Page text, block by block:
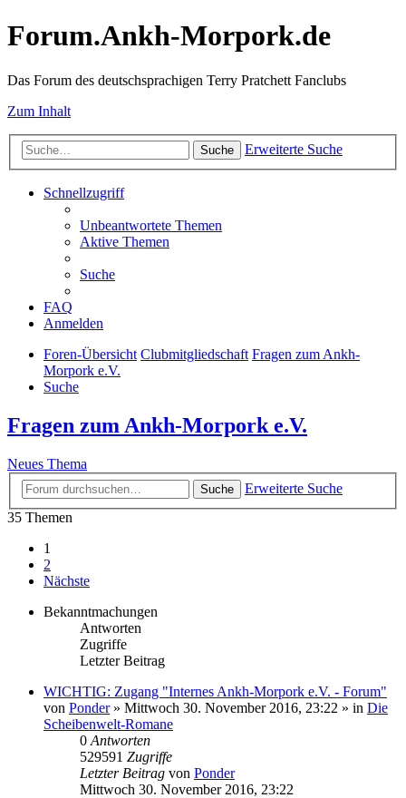
Forum.Ankh-Morpork.de
Das Forum des deutschsprachigen Terry Pratchett Fanclubs
Zum Inhalt
Suche Erweiterte Suche
Schnellzugriff
Unbeantwortete Themen
Aktive Themen
Suche
FAQ
Anmelden
Foren-Übersicht Clubmitgliedschaft Fragen zum Ankh-
Morpork e.V.
Suche
Fragen zum Ankh-Morpork e.V.
Neues Thema
Suche
Erweiterte Suche
35 Themen
1
2
Nächste
Bekanntmachungen
Antworten
Zugriffe
Letzter Beitrag
WICHTIG: Zugang "Internes Ankh-Morpork e.V. - Forum"
von Ponder» Mittwoch 30. November 2016, 23:22 » in Die
Scheibenwelt-Romane
0 Antworten
529591 Zugriffe
Letzter Beitrag von Ponder
Mittwoch 30. November 2016, 23:22